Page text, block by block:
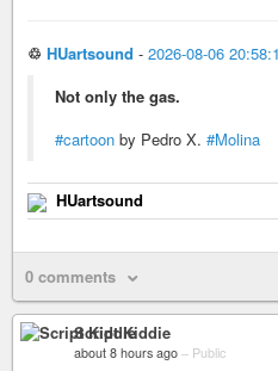
♲ HUartsound - 2026-08-06
Not only the gas.
#cartoon by Pedro X. #Molina
HUartsound
0 comments
Script Kiddie
about 8 hours ago – Public